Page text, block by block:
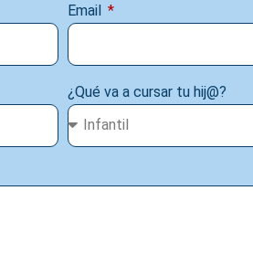
Email
¿Qué va a cursar tu hij@?